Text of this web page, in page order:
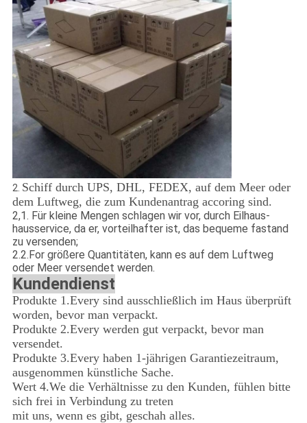
2. Schiff durch UPS, DHL, FEDEX, auf dem Meer oder
dem Luftweg, die zum Kundenantrag accoring sind.
2,1. Für kleine Mengen schlagen wir vor, durch Eilhaus-
hausservice, da er, vorteilhafter ist, das bequeme fastand
zu versenden;
2.2.For größere Quantitäten, kann es auf dem Luftweg
oder Meer versendet werden.
Kundendienst
Produkte 1.Every sind ausschließlich im Haus überprüft
worden, bevor man verpackt.
Produkte 2.Every werden gut verpackt, bevor man
versendet.
Produkte 3.Every haben 1-jährigen Garantiezeitraum,
ausgenommen künstliche Sache.
Wert 4.We die Verhältnisse zu den Kunden, fühlen bitte
sich frei in Verbindung zu treten
mit uns, wenn es gibt, geschah alles.